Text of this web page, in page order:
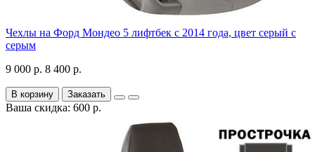
Чехлы на Форд Мондео 5 лифтбек с 2014 года, цвет серый с
серым
9 000 р. 8 400 р.
В корзину Заказать
Ваша скидка: 600 р.